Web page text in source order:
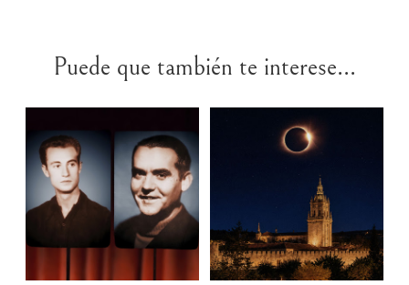
Puede que también te interese...